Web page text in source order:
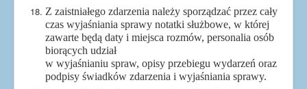
Z zaistniałego zdarzenia należy sporządzać przez cały
czas wyjaśniania sprawy notatki służbowe, w której
zawarte będą daty i miejsca rozmów, personalia osób
biorących udział
w wyjaśnianiu spraw, opisy przebiegu wydarzeń oraz
podpisy świadków zdarzenia i wyjaśniania sprawy.